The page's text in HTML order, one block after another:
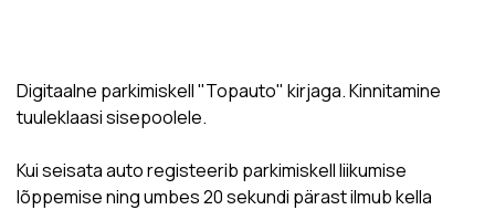
Digitaalne parkimiskell "Topauto" kirjaga. Kinnitamine
tuuleklaasi sisepoolele.
Kui seisata auto registeerib parkimiskell liikumise
lõppemise ning umbes 20 sekundi pärast ilmub kella